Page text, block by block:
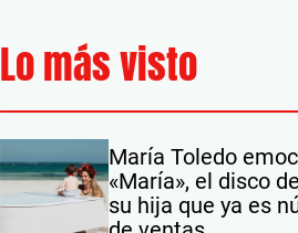
Lo más visto
María Toledo
«María», el disco
su hija que ya es